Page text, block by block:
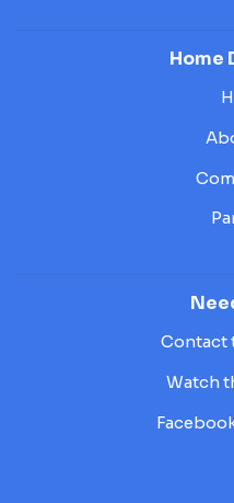
Home
Contact
Watch